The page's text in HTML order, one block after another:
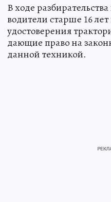
В ходе
водители старше 16
удостоверения
дающие право на
данной техникой.